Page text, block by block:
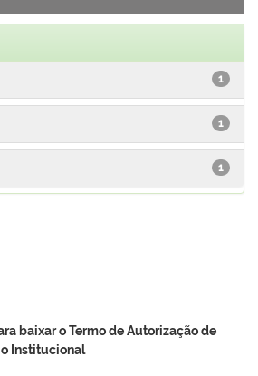
1
1
1
baixar o Termo de Autorização de
Institucional